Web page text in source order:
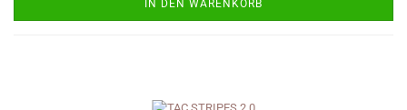
IN DEN WARENKORB